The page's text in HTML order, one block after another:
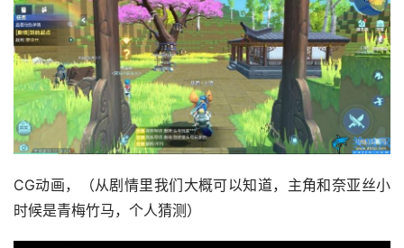
CG动画，（从剧情里我们大概可以知道，主角和奈亚丝小
时候是青梅竹马，个人猜测）